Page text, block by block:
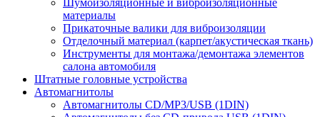
Шумоизоляционные и виброизоляционные
материалы
Прикаточные валики для виброизоляции
Отделочный материал (карпет/акустическая ткань)
Инструменты для монтажа/демонтажа элементов
салона автомобиля
Штатные головные устройства
Автомагнитолы
Автомагнитолы CD/MP3/USB (1DIN)